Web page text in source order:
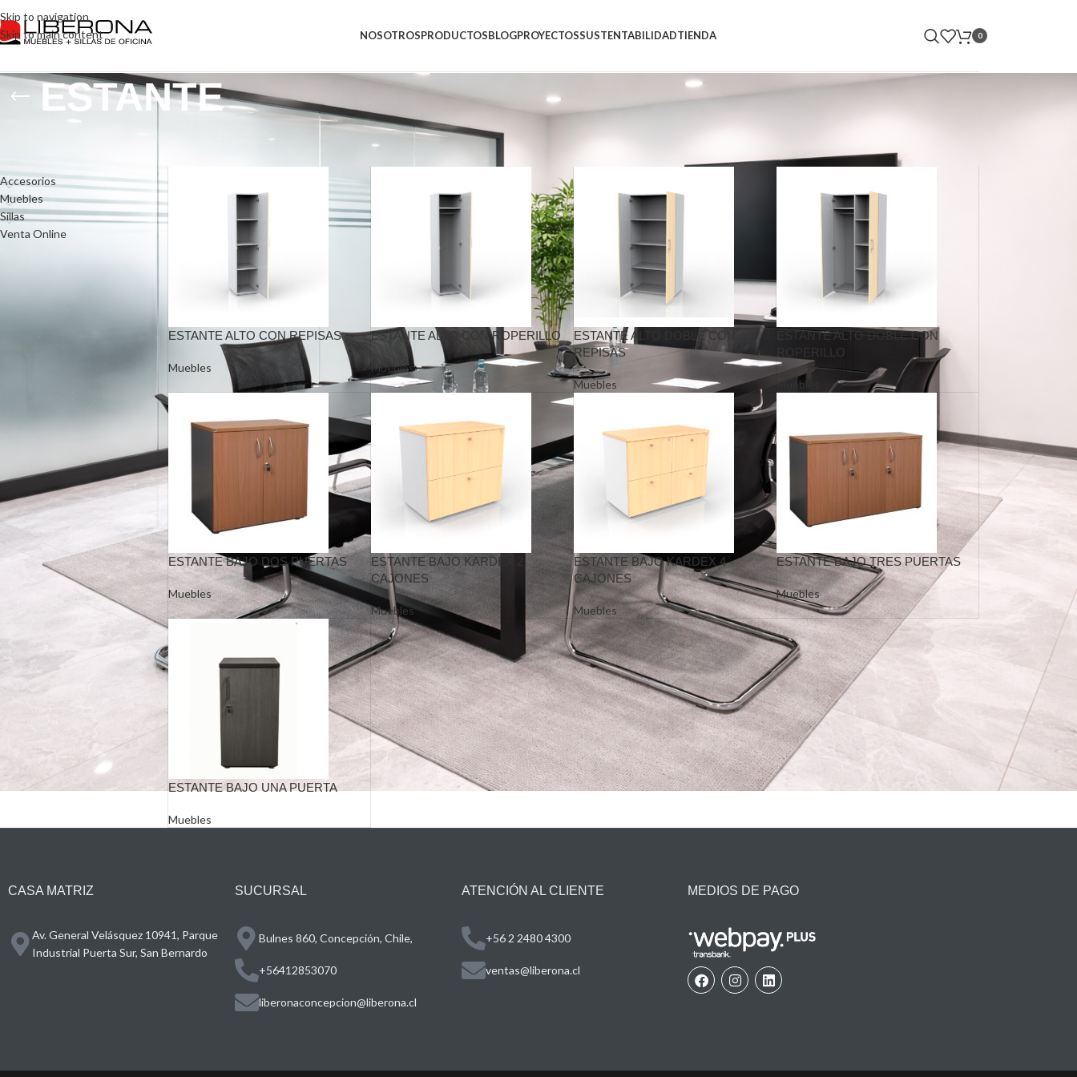
Skip to navigation
Skip to main content
NOSOTROSPRODUCTOSBLOGPROYECTOSSUSTENTABILIDADTIENDA 0
ESTANTE
Accesorios
Muebles
Sillas
Venta Online
Productos etiquetados “ESTANTE”
ESTANTE ALTO CON REPISAS
Muebles
ESTANTE ALTO CON ROPERILLO
Muebles
ESTANTE ALTO DOBLE CON
REPISAS
Muebles
ESTANTE ALTO DOBLE CON
ROPERILLO
Muebles
ESTANTE BAJO DOS PUERTAS
Muebles
ESTANTE BAJO KARDEX 2
CAJONES
Muebles
ESTANTE BAJO KARDEX 4
CAJONES
Muebles
ESTANTE BAJO TRES PUERTAS
Muebles
ESTANTE BAJO UNA PUERTA
Muebles
CASA MATRIZ
Av. General Velásquez 10941, Parque
Industrial Puerta Sur, San Bernardo
SUCURSAL
Bulnes 860, Concepción, Chile,
+56412853070
liberonaconcepcion@liberona.cl
ATENCIÓN AL CLIENTE
+56 2 2480 4300
ventas@liberona.cl
MEDIOS DE PAGO